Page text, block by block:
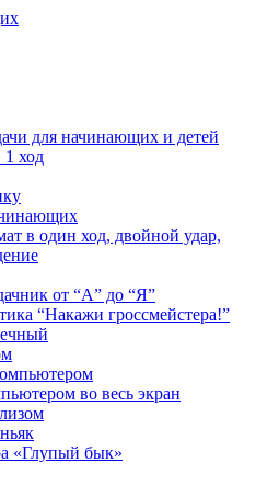
для начинающих и детей
1 ход
в один ход, двойной удар,
от “А” до “Я”
“Накажи гроссмейстера!”
во весь экран
«Глупый бык»